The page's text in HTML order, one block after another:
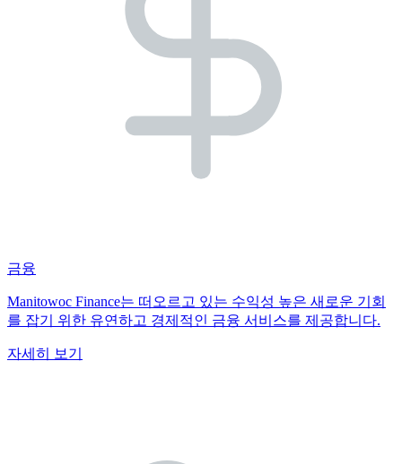
금융
Manitowoc Finance는 떠오르고 있는 수익성 높은 새로운 기회
를 잡기 위한 유연하고 경제적인 금융 서비스를 제공합니다.
자세히 보기